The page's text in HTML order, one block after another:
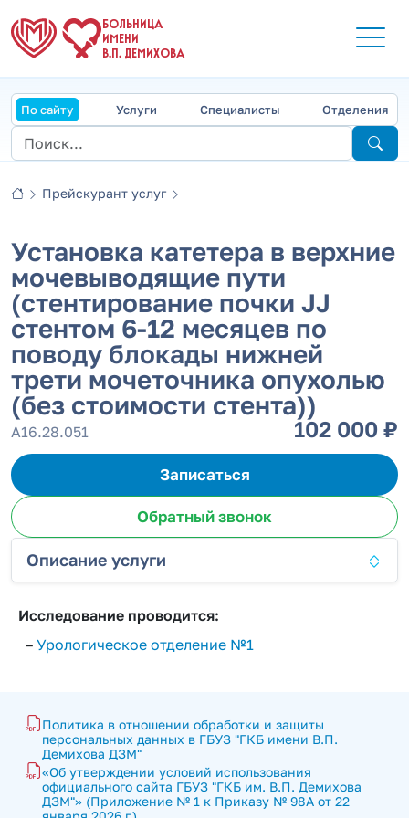
БОЛЬНИЦА
ИМЕНИ
В.П. ДЕМИХОВА
По сайту Услуги Специалисты Отделения
Прейскурант услуг
Установка катетера в верхние
мочевыводящие пути
(стентирование почки JJ
стентом 6-12 месяцев по
поводу блокады нижней
трети мочеточника опухолью
(без стоимости стента))
А16.28.051 102 000 ₽
Записаться
Обратный звонок
Описание услуги
Исследование проводится:
– Урологическое отделение №1
Политика в отношении обработки и защиты
персональных данных в ГБУЗ "ГКБ имени В.П.
Демихова ДЗМ"
«Об утверждении условий использования
официального сайта ГБУЗ "ГКБ им. В.П. Демихова
ДЗМ"» (Приложение № 1 к Приказу № 98А от 22